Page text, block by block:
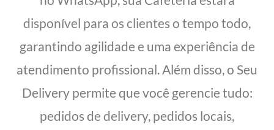
disponível para os clientes o tempo todo,
garantindo agilidade e uma experiência de
atendimento profissional. Além disso, o Seu
Delivery permite que você gerencie tudo:
pedidos de delivery, pedidos locais,